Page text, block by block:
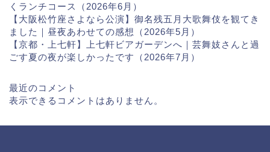
くランチコース（2026年6月）
【大阪松竹座さよなら公演】御名残五月大歌舞伎を観てき
ました｜昼夜あわせての感想（2026年5月）
【京都・上七軒】上七軒ビアガーデンへ｜芸舞妓さんと過
ごす夏の夜が楽しかったです（2026年7月）
最近のコメント
表示できるコメントはありません。